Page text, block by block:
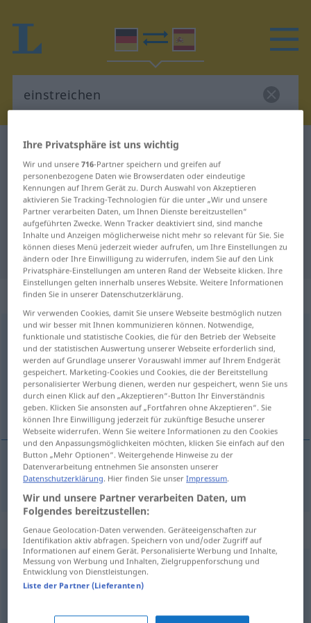
Deutsch-Spanisch Wörterbuch
Deutsch-Spanisch Übersetzung für
"einstreichen"
"einstreichen" Spanisch
Übersetzung
„einstreichen“: transitives Verb
einstreichenv/t UMG
Übersicht aller Übersetzungen
(Für mehr Details die Übersetzung anklicken/antippen)
embolsar
embolsar einstreichenGeld
Synonyme für "einstreichen"
mitnehmen (ugs.),abstauben (ugs.)
Ihre Privatsphäre ist uns wichtig
Wir und unsere716-Partner speichern und greifen auf
personenbezogene Daten wie Browserdaten oder eindeutige
Kennungen auf Ihrem Gerät zu. Durch Auswahl von Akzeptieren
aktivieren Sie Tracking-Technologien für die unter „Wir und unsere
Partner verarbeiten Daten, um Ihnen Dienste bereitzustellen“
aufgeführten Zwecke. Wenn Tracker deaktiviert sind, sind manche
Inhalte und Anzeigen möglicherweise nicht mehr so relevant für Sie. Sie
können dieses Menü jederzeit wieder aufrufen, um Ihre Einstellungen zu
ändern oder Ihre Einwilligung zu widerrufen, indem Sie auf den Link
Privatsphäre-Einstellungen am unteren Rand der Webseite klicken. Ihre
Einstellungen gelten innerhalb unseres Website. Weitere Informationen
finden Sie in unserer Datenschutzerklärung.
Wir verwenden Cookies, damit Sie unsere Webseite bestmöglich nutzen
und wir besser mit Ihnen kommunizieren können. Notwendige,
funktionale und statistische Cookies, die für den Betrieb der Webseite
und der statistischen Auswertung unserer Webseite erforderlich sind,
werden auf Grundlage unserer Vorauswahl immer auf Ihrem Endgerät
gespeichert. Marketing-Cookies und Cookies, die der Bereitstellung
personalisierter Werbung dienen, werden nur gespeichert, wenn Sie uns
durch einen Klick auf den „Akzeptieren“-Button Ihr Einverständnis
geben. Klicken Sie ansonsten auf „Fortfahren ohne Akzeptieren“. Sie
können Ihre Einwilligung jederzeit für zukünftige Besuche unserer
Webseite widerrufen. Wenn Sie weitere Informationen zu den Cookies
und den Anpassungsmöglichkeiten möchten, klicken Sie einfach auf den
Button „Mehr Optionen“. Weitergehende Hinweise zu der
Datenverarbeitung entnehmen Sie ansonsten unserer
Datenschutzerklärung. Hier finden Sie unserImpressum.
Wir und unsere Partner verarbeiten Daten, um
Folgendes bereitzustellen:
Genaue Geolocation-Daten verwenden. Geräteeigenschaften zur
Identifikation aktiv abfragen. Speichern von und/oder Zugriff auf
Informationen auf einem Gerät. Personalisierte Werbung und Inhalte,
Messung von Werbung und Inhalten, Zielgruppenforschung und
Entwicklung von Dienstleistungen.
Liste der Partner (Lieferanten)